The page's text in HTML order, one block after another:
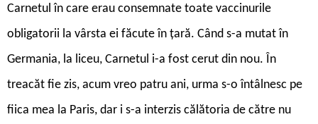
Carnetul în care erau consemnate toate vaccinurile
obligatorii la vârsta ei făcute în țară. Când s-a mutat în
Germania, la liceu, Carnetul i-a fost cerut din nou. În
treacăt fie zis, acum vreo patru ani, urma s-o întâlnesc pe
fiica mea la Paris, dar i s-a interzis călătoria de către nu